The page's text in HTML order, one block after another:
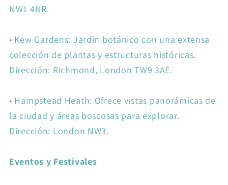
NW1 4NR.
• Kew Gardens: Jardín botánico con una extensa
colección de plantas y estructuras históricas.
Dirección: Richmond, London TW9 3AE.
• Hampstead Heath: Ofrece vistas panorámicas de
la ciudad y áreas boscosas para explorar.
Dirección: London NW3.
Eventos y Festivales